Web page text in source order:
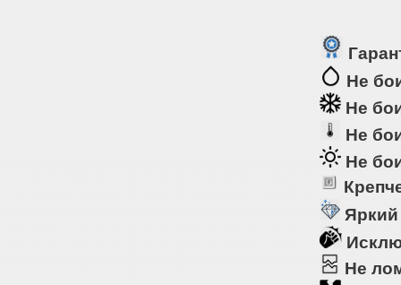
Не
Не
Не
Не
Не